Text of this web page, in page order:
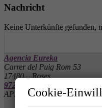
Nachricht
Keine Unterkünfte gefunden,
Agencia Eureka
Carrer del Puig Rom 53
17480 – Roses
972 257 590
API 10061 - AICAT 4555
Cookie-